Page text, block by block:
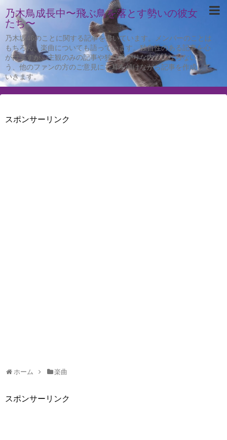
乃木鳥成長中〜飛ぶ鳥を落とす勢いの彼女
たち〜
乃木坂46のことに関する記事を書いています。メンバーのことは
もちろん、楽曲についても語っています。独自性のある記事を心
がけますが、主観のみの記事や独り善がりな内容にならないよ
う、他のファンの方のご意見にも耳を傾けながら記事を作成して
いきます。
スポンサーリンク
ホーム 楽曲
スポンサーリンク